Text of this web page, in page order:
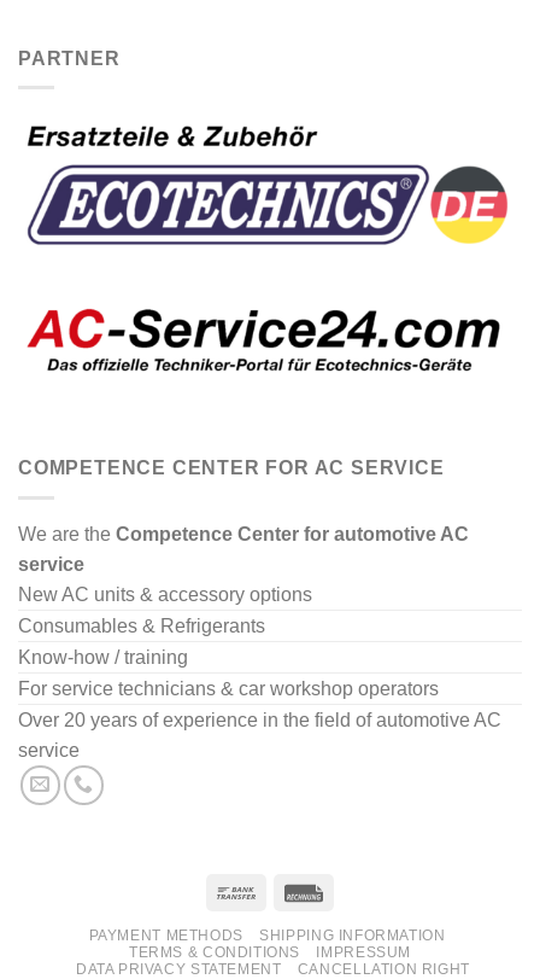
PARTNER
COMPETENCE CENTER FOR AC SERVICE
We are the Competence Center for automotive AC
service
New AC units & accessory options
Consumables & Refrigerants
Know-how / training
For service technicians & car workshop operators
Over 20 years of experience in the field of automotive AC
service
PAYMENT METHODS
SHIPPING INFORMATION
TERMS & CONDITIONS
IMPRESSUM
DATA PRIVACY STATEMENT
CANCELLATION RIGHT